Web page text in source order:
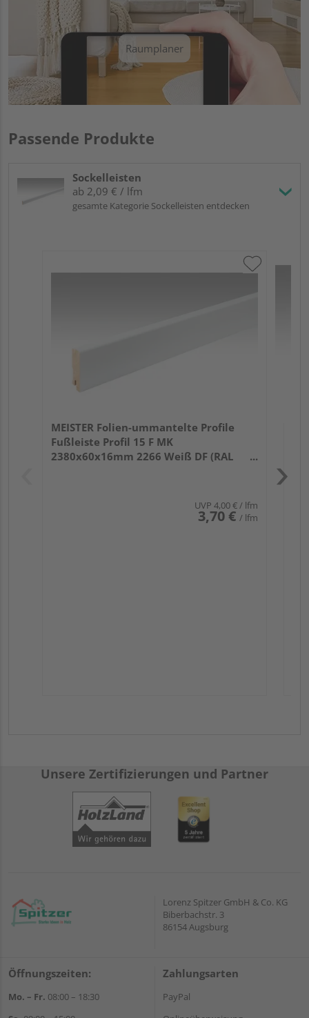
Raumplaner
Passende Produkte
Sockelleisten
ab 2,09 € / lfm
gesamte Kategorie Sockelleisten entdecken
MEISTER Folien-ummantelte Profile
Fußleiste Profil 15 F MK
2380x60x16mm 2266 Weiß DF (RAL
UVP 4,00 €/ lfm
3,70 € / lfm
Unsere Zertifizierungen und Partner
Lorenz Spitzer GmbH & Co. KG
Biberbachstr. 3
86154 Augsburg
Öffnungszeiten:
Mo. – Fr. 08:00 – 18:30
Zahlungsarten
PayPal